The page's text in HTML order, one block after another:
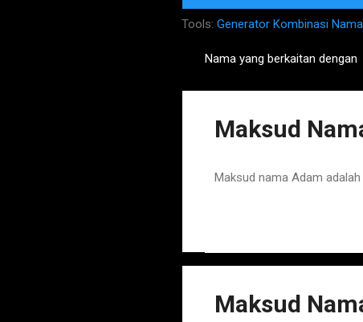
Tools: Generator Kombinasi
o
Nama yang berkaitan dengan
Maksud
Maksud nama Adam
Maksud